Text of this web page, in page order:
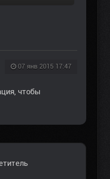
07 янв 2015 17:47
, чтобы